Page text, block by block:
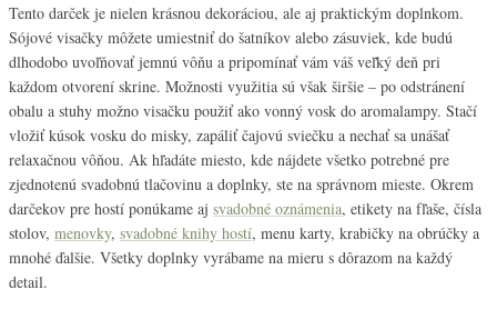
Tento darček je nielen krásnou dekoráciou, ale aj praktickým doplnkom.
Sójové visačky môžete umiestniť do šatníkov alebo zásuviek, kde budú
dlhodobo uvoľňovať jemnú vôňu a pripomínať vám váš veľký deň pri
každom otvorení skrine. Možnosti využitia sú však širšie – po odstránení
obalu a stuhy možno visačku použiť ako vonný vosk do aromalampy. Stačí
vložiť kúsok vosku do misky, zapáliť čajovú sviečku a nechať sa unášať
relaxačnou vôňou. Ak hľadáte miesto, kde nájdete všetko potrebné pre
zjednotenú svadobnú tlačovinu a doplnky, ste na správnom mieste. Okrem
darčekov pre hostí ponúkame aj svadobné oznámenia, etikety na fľaše, čísla
stolov, menovky, svadobné knihy hostí, menu karty, krabičky na obrúčky a
mnohé ďalšie. Všetky doplnky vyrábame na mieru s dôrazom na každý
detail.